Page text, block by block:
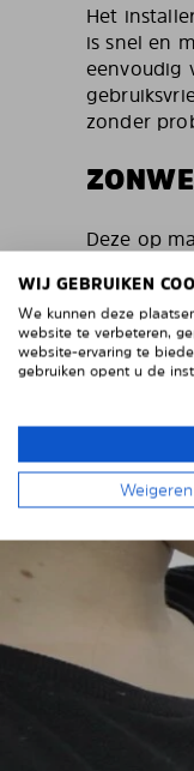
Het
is snel en
eenvoudig
zonder
Deze op
Gemaakt
getest &
aan bij
WIJ GEBRUIKEN
We kunnen deze
website te verbeteren,
website-ervaring te
gebruiken opent u de
Weigeren